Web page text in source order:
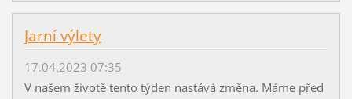
Jarní výlety
17.04.2023 07:35
V našem životě tento týden nastává změna. Máme před